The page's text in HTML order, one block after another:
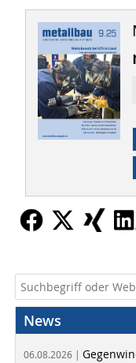
News
06.08.2026 |